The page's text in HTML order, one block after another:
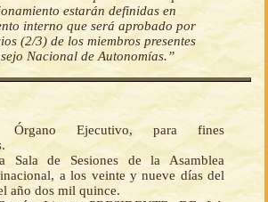
estarán definidas en
interno que será aprobado por
(2/3) de los miembros presentes
Nacional de Autonomías.”
Órgano Ejecutivo, para fines
Sala de Sesiones de la Asamblea
a los veinte y nueve días del
año dos mil quince.